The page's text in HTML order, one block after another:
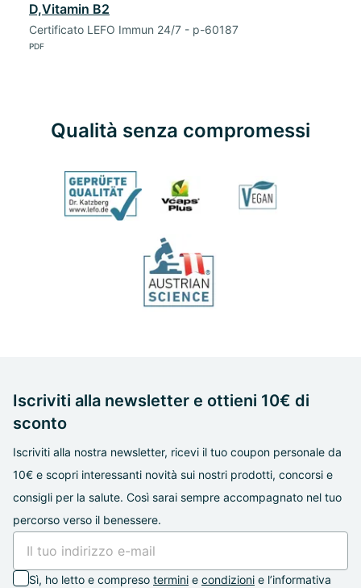
D,Vitamin B2
Certificato LEFO Immun 24/7 - p-60187
PDF
Qualità senza compromessi
Iscriviti alla newsletter e ottieni 10€ di
sconto
Iscriviti alla nostra newsletter, ricevi il tuo coupon personale da
10€ e scopri interessanti novità sui nostri prodotti, concorsi e
consigli per la salute. Così sarai sempre accompagnato nel tuo
percorso verso il benessere.
Sì, ho letto e compreso termini e condizioni e l’informativa